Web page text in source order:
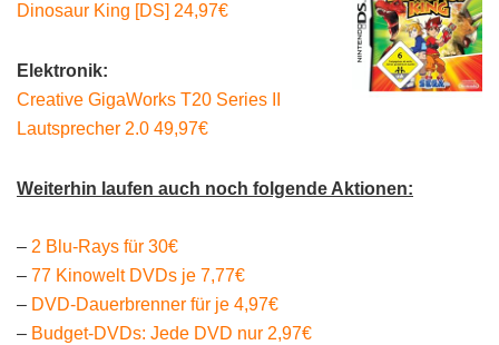
Dinosaur King [DS] 24,97€
Elektronik:
Creative GigaWorks T20 Series II
Lautsprecher 2.0 49,97€
Weiterhin laufen auch noch folgende Aktionen:
– 2 Blu-Rays für 30€
– 77 Kinowelt DVDs je 7,77€
– DVD-Dauerbrenner für je 4,97€
– Budget-DVDs: Jede DVD nur 2,97€